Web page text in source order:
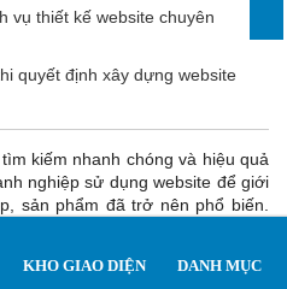
vụ thiết kế website chuyên
quyết định xây dựng website
kiếm nhanh chóng và hiệu quả
nghiệp sử dụng website để giới
sản phẩm đã trở nên phổ biến.
chế trong tiếp cận thị trường, tiếp
KHO GIAO DIỆN DANH MỤC